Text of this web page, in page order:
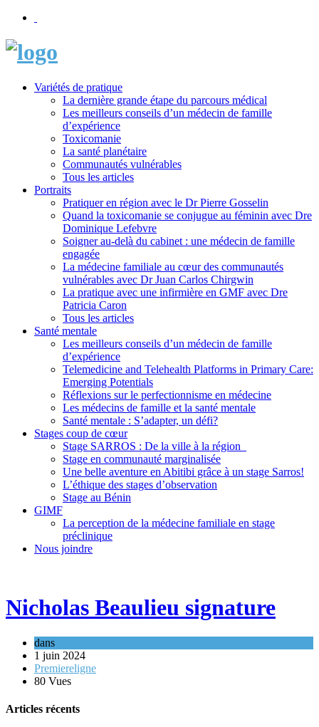
Variétés de pratique
La dernière grande étape du parcours médical
Les meilleurs conseils d’un médecin de famille
d’expérience
Toxicomanie
La santé planétaire
Communautés vulnérables
Tous les articles
Portraits
Pratiquer en région avec le Dr Pierre Gosselin
Quand la toxicomanie se conjugue au féminin avec Dre
Dominique Lefebvre
Soigner au-delà du cabinet : une médecin de famille
engagée
La médecine familiale au cœur des communautés
vulnérables avec Dr Juan Carlos Chirgwin
La pratique avec une infirmière en GMF avec Dre
Patricia Caron
Tous les articles
Santé mentale
Les meilleurs conseils d’un médecin de famille
d’expérience
Telemedicine and Telehealth Platforms in Primary Care:
Emerging Potentials
Réflexions sur le perfectionnisme en médecine
Les médecins de famille et la santé mentale
Santé mentale : S’adapter, un défi?
Stages coup de cœur
Stage SARROS : De la ville à la région
Stage en communauté marginalisée
Une belle aventure en Abitibi grâce à un stage Sarros!
L’éthique des stages d’observation
Stage au Bénin
GIMF
La perception de la médecine familiale en stage
préclinique
Nous joindre
Nicholas Beaulieu signature
dans
1 juin 2024
Premiereligne
80 Vues
Articles récents